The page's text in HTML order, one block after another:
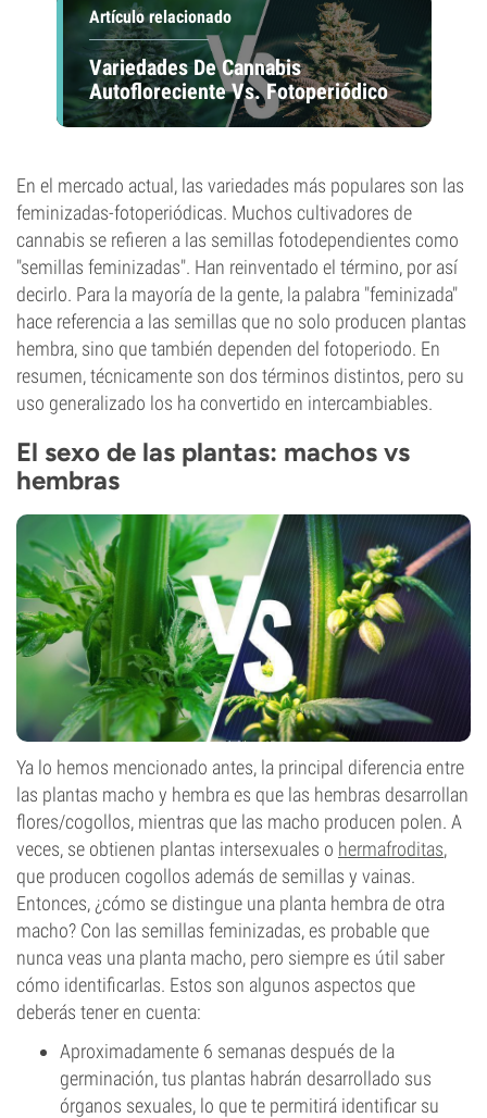
Artículo relacionado
Variedades De Cannabis
Autofloreciente Vs. Fotoperiódico
En el mercado actual, las variedades más populares son las
feminizadas-fotoperiódicas. Muchos cultivadores de
cannabis se refieren a las semillas fotodependientes como
"semillas feminizadas". Han reinventado el término, por así
decirlo. Para la mayoría de la gente, la palabra "feminizada"
hace referencia a las semillas que no solo producen plantas
hembra, sino que también dependen del fotoperiodo. En
resumen, técnicamente son dos términos distintos, pero su
uso generalizado los ha convertido en intercambiables.
El sexo de las plantas: machos vs
hembras
Ya lo hemos mencionado antes, la principal diferencia entre
las plantas macho y hembra es que las hembras desarrollan
flores/cogollos, mientras que las macho producen polen. A
veces, se obtienen plantas intersexuales o hermafroditas,
que producen cogollos además de semillas y vainas.
Entonces, ¿cómo se distingue una planta hembra de otra
macho? Con las semillas feminizadas, es probable que
nunca veas una planta macho, pero siempre es útil saber
cómo identificarlas. Estos son algunos aspectos que
deberás tener en cuenta:
Aproximadamente 6 semanas después de la
germinación, tus plantas habrán desarrollado sus
órganos sexuales, lo que te permitirá identificar su